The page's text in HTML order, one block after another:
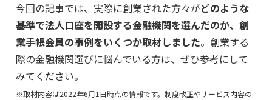
今回の記事では、実際に創業された方々がどのような
基準で法人口座を開設する金融機関を選んだのか、創
業手帳会員の事例をいくつか取材しました。創業する
際の金融機関選びに悩んでいる方は、ぜひ参考にして
みてください。
※取材内容は2022年6月1日時点の情報です。制度改正やサービス内容の